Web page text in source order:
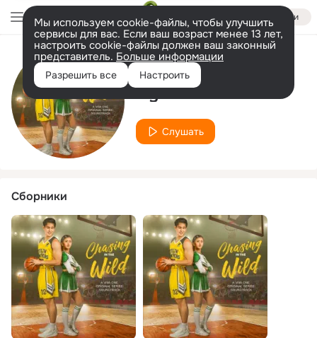
Войти
Мы используем cookie-файлы, чтобы улучшить
сервисы для вас. Если ваш возраст менее 13 лет,
настроить cookie-файлы должен ваш законный
представитель. Больше информации
Разрешить все Настроить
Исполнитель
Hyacinth Callado
Слушать
Сборники